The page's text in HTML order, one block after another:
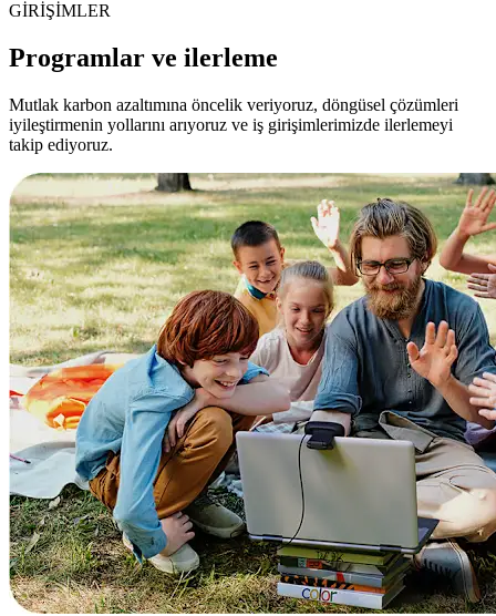
GİRİŞİMLER
Programlar ve ilerleme
Mutlak karbon azaltımına öncelik veriyoruz, döngüsel çözümleri
iyileştirmenin yollarını arıyoruz ve iş girişimlerimizde ilerlemeyi
takip ediyoruz.